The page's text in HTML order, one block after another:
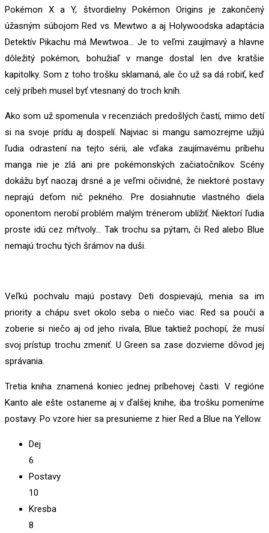
Pokémon X a Y, štvordielny Pokémon Origins je zakončený
úžasným súbojom Red vs. Mewtwo a aj Holywoodska adaptácia
Detektív Pikachu má Mewtwoa… Je to veľmi zaujímavý a hlavne
dôležitý pokémon, bohužiaľ v mange dostal len dve kratšie
kapitolky. Som z toho trošku sklamaná, ale čo už sa dá robiť, keď
celý príbeh musel byť vtesnaný do troch kníh.
Ako som už spomenula v recenziách predošlých častí, mimo detí
si na svoje prídu aj dospelí. Najviac si mangu samozrejme užijú
ľudia odrastení na tejto sérii, ale vďaka zaujímavému príbehu
manga nie je zlá ani pre pokémonských začiatočníkov. Scény
dokážu byť naozaj drsné a je veľmi očividné, že niektoré postavy
neprajú deťom nič pekného. Pre dosiahnutie vlastného diela
oponentom nerobí problém malým trénerom ublížiť. Niektorí ľudia
proste idú cez mŕtvoly… Tak trochu sa pýtam, či Red alebo Blue
nemajú trochu tých šrámov na duši.
Veľkú pochvalu majú postavy. Deti dospievajú, menia sa im
priority a chápu svet okolo seba o niečo viac. Red sa poučí a
zoberie si niečo aj od jeho rivala, Blue taktiež pochopí, že musí
svoj prístup trochu zmeniť. U Green sa zase dozvieme dôvod jej
správania.
Tretia kniha znamená koniec jednej príbehovej časti. V regióne
Kanto ale ešte ostaneme aj v ďalšej knihe, iba trošku pomeníme
postavy. Po vzore hier sa presunieme z hier Red a Blue na Yellow.
Dej
6
Postavy
10
Kresba
8